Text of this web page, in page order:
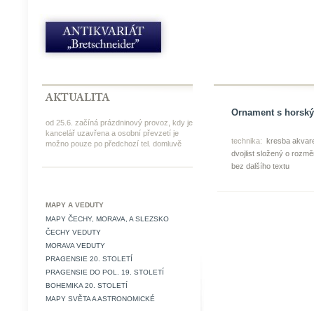
od 25.6. začíná prázdninový provoz, kdy je
kancelář uzavřena a osobní převzetí je
možno pouze po předchozí tel. domluvě
MAPY A VEDUTY
MAPY ČECHY, MORAVA, A SLEZSKO
ČECHY VEDUTY
MORAVA VEDUTY
PRAGENSIE 20. STOLETÍ
PRAGENSIE DO POL. 19. STOLETÍ
BOHEMIKA 20. STOLETÍ
MAPY SVĚTA A ASTRONOMICKÉ
Ornament s
technika: kresba
dvojlist složený o
bez dalšího textu